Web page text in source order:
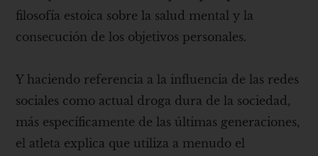
filosofía estoica sobre la salud mental y la
consecución de los objetivos personales.
Y haciendo referencia a la influencia de las redes
sociales como actual droga dura de la sociedad,
más específicamente de las últimas generaciones,
el atleta explica que utiliza a menudo el